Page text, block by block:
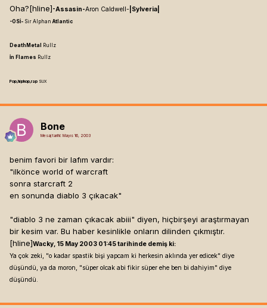
Oha?[hline]-Assasin-Aron Caldwell- |Sylveria|
-OSİ- Sir AlphanAtlantic
DeathMetal
Rullz
İn Flames Rullz
Pop,hiphop,rap SUX
Bone
Mesaj tarihi: Mayıs 16, 2003
benim favori bir lafım vardır:
"ilkönce world of warcraft
sonra starcraft 2
en sonunda diablo 3 çıkacak"
"diablo 3 ne zaman çıkacak abiii" diyen, hiçbirşeyi araştırmayan
bir kesim var. Bu haber kesinlikle onların dilinden çıkmıştır.
[hline]Wacky, 15 May 2003 01:45 tarihinde demiş ki:
Ya çok zeki, "o kadar spastik bişi yapcam ki herkesin aklında yer edicek" diye
düşündü, ya da moron, "süper olcak abi fikir süper ehe ben bi dahiyim" diye
düşündü.